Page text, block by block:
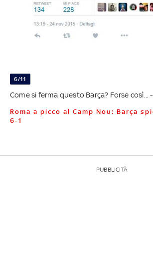
6/11
Come si ferma questo Barça? Forse così... -
Roma a picco al Camp Nou: Barça spietato, finisce
6-1
PUBBLICITÀ